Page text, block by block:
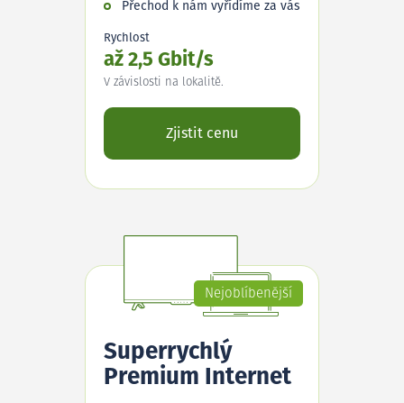
Přechod k nám vyřídíme za vás
Rychlost
až 2,5 Gbit/s
V závislosti na lokalitě.
Zjistit cenu
Nejoblíbenější
Superrychlý
Premium Internet